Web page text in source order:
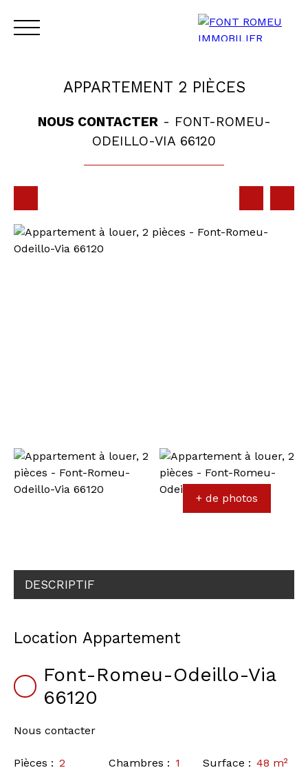
VENTE LOCATION
APPARTEMENT 2 PIÈCES
NOUS CONTACTER- FONT-ROMEU-
ODEILLO-VIA 66120
+ de photos
DESCRIPTIF
Location Appartement
Font-Romeu-Odeillo-Via
66120
Nous contacter
Pièces : 2 Chambres : 1 Surface : 48 m²